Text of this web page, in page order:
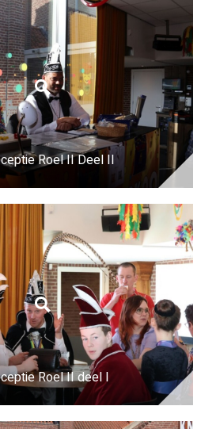
Roel II Deel II
Roel II deel I